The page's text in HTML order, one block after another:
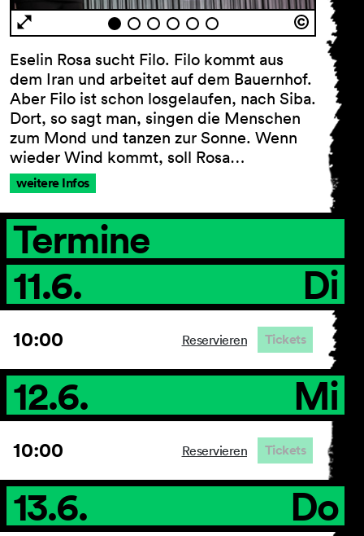
AGB
Impressum
Datenschutz
Barrierefreiheitserklärung
Eselin Rosa sucht Filo. Filo kommt aus
dem Iran und arbeitet auf dem Bauernhof.
Aber Filo ist schon losgelaufen, nach Siba.
Dort, so sagt man, singen die Menschen
zum Mond und tanzen zur Sonne. Wenn
wieder Wind kommt, soll Rosa…
weitere Infos
Termine
11.6.
Di
10:00 Reservieren Tickets
12.6. Mi
10:00 Reservieren Tickets
13.6. Do